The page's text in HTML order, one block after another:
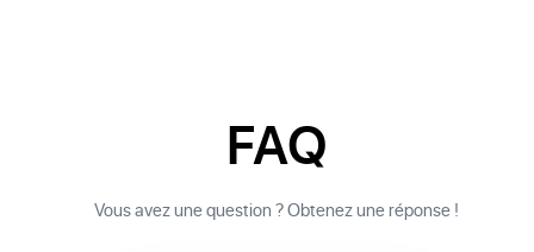
FAQ
Vous avez une question ? Obtenez une réponse !